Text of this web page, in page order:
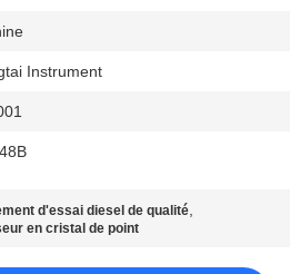
Instrument
d'essai diesel de qualité,
en cristal de point